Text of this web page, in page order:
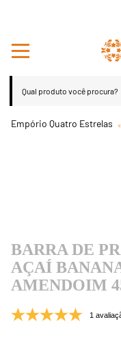
BARRA DE
AÇAÍ
AMENDOIM
1